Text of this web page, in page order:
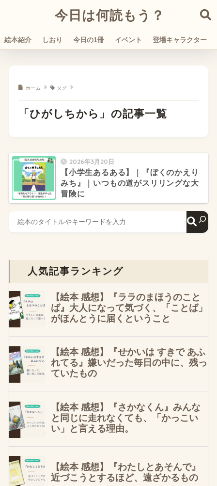
今日は何読もう？
絵本紹介 しおり 今日の1冊 イベント 登場キャラクター
ホーム タグ
「ひがしちから」の記事一覧
2026年3月20日
【小学生あるある】｜『ぼくのかえり
みち』｜いつもの道がスリリングな大
冒険に
人気記事ランキング